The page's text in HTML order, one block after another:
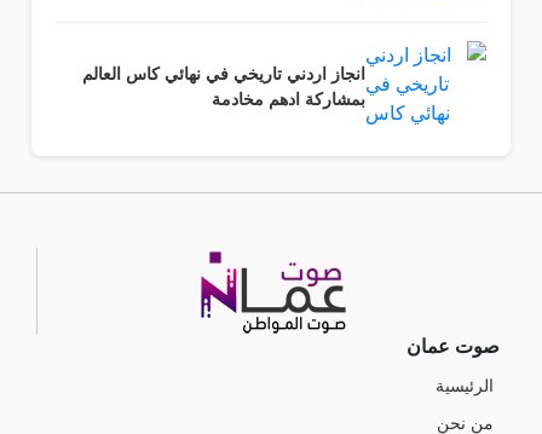
انجاز اردني تاريخي في نهائي كاس العالم
بمشاركة ادهم مخادمة
صوت عمان
الرئيسية
من نحن